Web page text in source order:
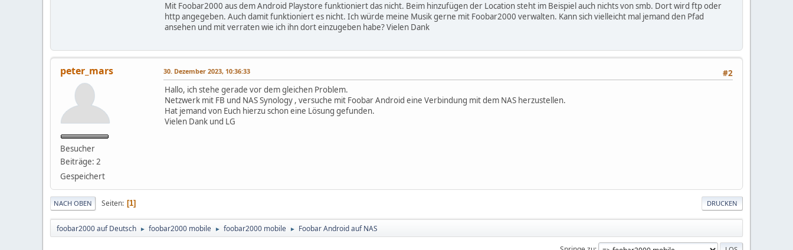
Mit Foobar2000 aus dem Android Playstore funktioniert das nicht. Beim hinzufügen der Location steht im Beispiel auch nichts von smb. Dort wird ftp oder
http angegeben. Auch damit funktioniert es nicht. Ich würde meine Musik gerne mit Foobar2000 verwalten. Kann sich vielleicht mal jemand den Pfad
ansehen und mit verraten wie ich ihn dort einzugeben habe? Vielen Dank
peter_mars
Besucher
Beiträge: 2
Gespeichert
#2
30. Dezember 2023, 10:36:33
Hallo, ich stehe gerade vor dem gleichen Problem.
Netzwerk mit FB und NAS Synology , versuche mit Foobar Android eine Verbindung mit dem NAS herzustellen.
Hat jemand von Euch hierzu schon eine Lösung gefunden.
Vielen Dank und LG
DRUCKEN
NACH OBEN Seiten 1
foobar2000 auf Deutsch ► foobar2000 mobile ► foobar2000 mobile ► Foobar Android auf NAS